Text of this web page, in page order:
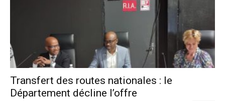
Transfert des routes nationales : le
Département décline l’offre